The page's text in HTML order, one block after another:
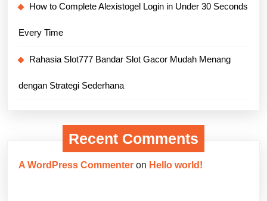
How to Complete Alexistogel Login in Under 30 Seconds
Every Time
Rahasia Slot777 Bandar Slot Gacor Mudah Menang
dengan Strategi Sederhana
Recent Comments
A WordPress Commenter on Hello world!